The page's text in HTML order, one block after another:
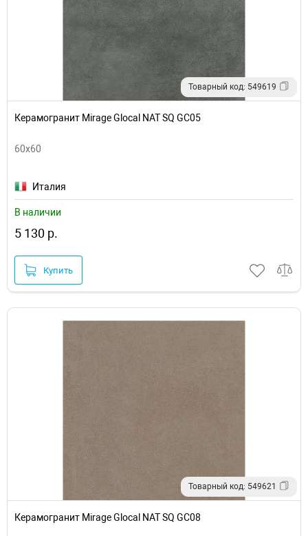
Товарный код: 549619
Керамогранит Mirage Glocal NAT SQ GC05
60x60
Италия
В наличии
5 130 р.
Купить
Товарный код: 549621
Керамогранит Mirage Glocal NAT SQ GC08